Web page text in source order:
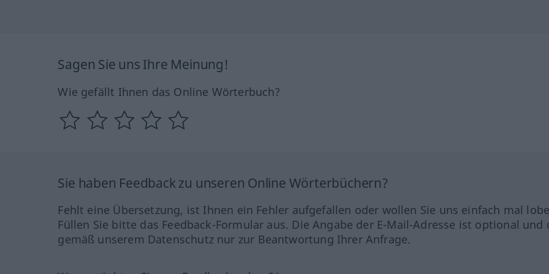
Sagen Sie uns Ihre Meinung!
Wie gefällt Ihnen das Online Wörterbuch?
Sie haben Feedback zu unseren Online Wörterbüchern?
Fehlt eine Übersetzung, ist Ihnen ein Fehler aufgefallen oder wollen Sie uns einfach mal
Füllen Sie bitte das Feedback-Formular aus. Die Angabe der E-Mail-Adresse ist optional und
gemäß unserem Datenschutz nur zur Beantwortung Ihrer Anfrage.